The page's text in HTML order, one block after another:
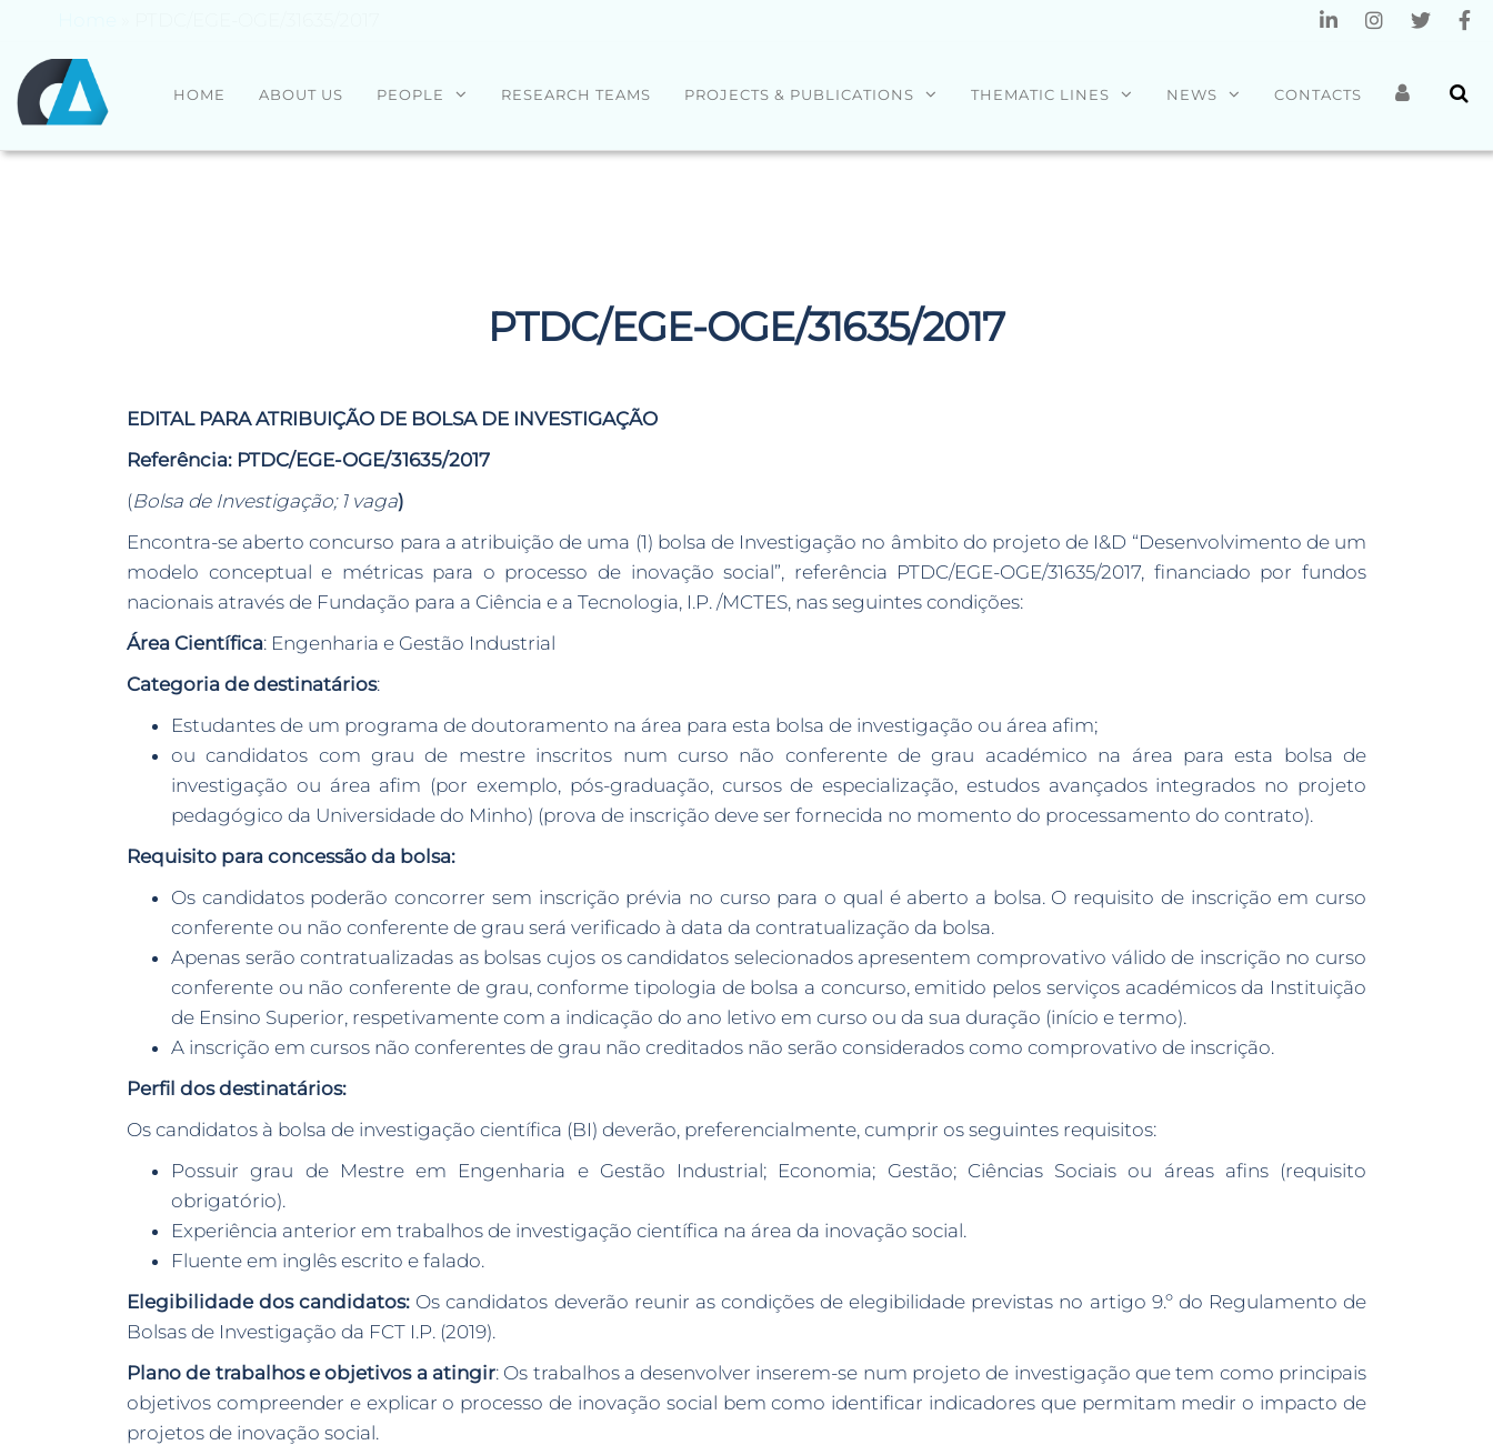
CENTRO
Universidade
HOME ABOUT US PEOPLE RESEARCH TEAMS PROJECTS & PUBLICATIONS THEMATIC LINES NEWS CONTACTS
PTDC/EGE-OGE/31635/2017
EDITAL PARA ATRIBUIÇÃO DE BOLSA DE INVESTIGAÇÃO
Referência: PTDC/EGE-OGE/31635/2017
(Bolsa de Investigação; 1 vaga)
Encontra-se aberto concurso para a atribuição de uma (1) bolsa de Investigação no âmbito do projeto de I&D “Desenvolvimento de um
modelo conceptual e métricas para o processo de inovação social”, referência PTDC/EGE-OGE/31635/2017, financiado por fundos
nacionais através de Fundação para a Ciência e a Tecnologia, I.P. /MCTES, nas seguintes condições:
Área Científica: Engenharia e Gestão Industrial
Categoria de destinatários:
Estudantes de um programa de doutoramento na área para esta bolsa de investigação ou área afim;
ou candidatos com grau de mestre inscritos num curso não conferente de grau académico na área para esta bolsa de
investigação ou área afim (por exemplo, pós-graduação, cursos de especialização, estudos avançados integrados no projeto
pedagógico da Universidade do Minho) (prova de inscrição deve ser fornecida no momento do processamento do contrato).
Requisito para concessão da bolsa:
Os candidatos poderão concorrer sem inscrição prévia no curso para o qual é aberto a bolsa. O requisito de inscrição em curso
conferente ou não conferente de grau será verificado à data da contratualização da bolsa.
Apenas serão contratualizadas as bolsas cujos os candidatos selecionados apresentem comprovativo válido de inscrição no curso
conferente ou não conferente de grau, conforme tipologia de bolsa a concurso, emitido pelos serviços académicos da Instituição
de Ensino Superior, respetivamente com a indicação do ano letivo em curso ou da sua duração (início e termo).
A inscrição em cursos não conferentes de grau não creditados não serão considerados como comprovativo de inscrição.
Perfil dos destinatários:
Os candidatos à bolsa de investigação científica (BI) deverão, preferencialmente, cumprir os seguintes requisitos:
Possuir grau de Mestre em Engenharia e Gestão Industrial; Economia; Gestão; Ciências Sociais ou áreas afins (requisito
obrigatório).
Experiência anterior em trabalhos de investigação científica na área da inovação social.
Fluente em inglês escrito e falado.
Elegibilidade dos candidatos: Os candidatos deverão reunir as condições de elegibilidade previstas no artigo 9.º do Regulamento de
Bolsas de Investigação da FCT I.P. (2019).
Plano de trabalhos e objetivos a atingir: Os trabalhos a desenvolver inserem-se num projeto de investigação que tem como principais
objetivos compreender e explicar o processo de inovação social bem como identificar indicadores que permitam medir o impacto de
projetos de inovação social.